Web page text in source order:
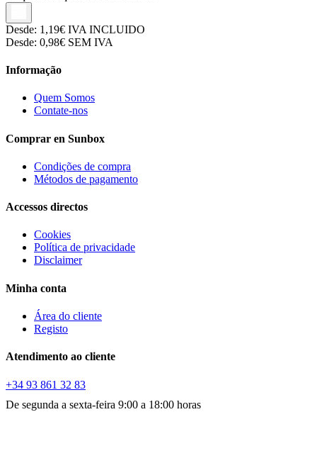
Desde: 1,19€ IVA INCLUIDO
Desde: 0,98€ SEM IVA
Informação
Quem Somos
Contate-nos
Comprar en Sunbox
Condições de compra
Métodos de pagamento
Accessos directos
Cookies
Política de privacidade
Disclaimer
Minha conta
Área do cliente
Registo
Atendimento ao cliente
+34 93 861 32 83
De segunda a sexta-feira 9:00 a 18:00 horas